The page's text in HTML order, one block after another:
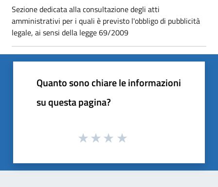
Sezione dedicata alla consultazione degli atti
amministrativi per i quali è previsto l'obbligo di pubblicità
legale, ai sensi della legge 69/2009
Quanto sono chiare le informazioni
su questa pagina?